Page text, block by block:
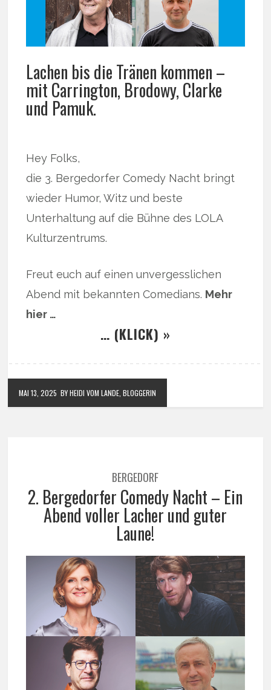
Lachen bis die Tränen kommen –
mit Carrington, Brodowy, Clarke
und Pamuk.
Hey Folks,
die 3. Bergedorfer Comedy Nacht bringt
wieder Humor, Witz und beste
Unterhaltung auf die Bühne des LOLA
Kulturzentrums.
Freut euch auf einen unvergesslichen
Abend mit bekannten Comedians. Mehr
hier …
… (KLICK) »
MAI 13, 2025 BY HEIDI VOM LANDE, BLOGGERIN
BERGEDORF
2. Bergedorfer Comedy Nacht – Ein
Abend voller Lacher und guter
Laune!